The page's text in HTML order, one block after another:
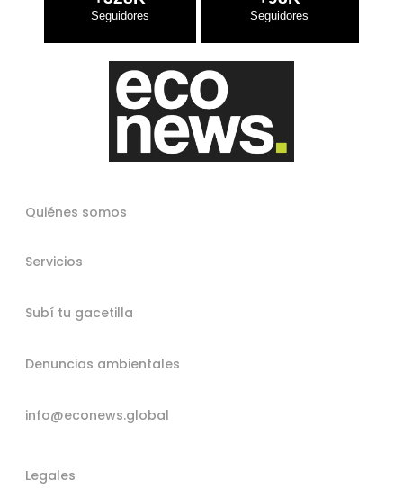
Quiénes somos
Servicios
Subí tu gacetilla
Denuncias ambientales
info@econews.global
Legales